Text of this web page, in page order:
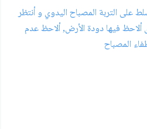
على التربة المصباح اليدوي و أنتظر
ألاحظ فيها دودة الأرض, ألاحظ عدم
المصباح